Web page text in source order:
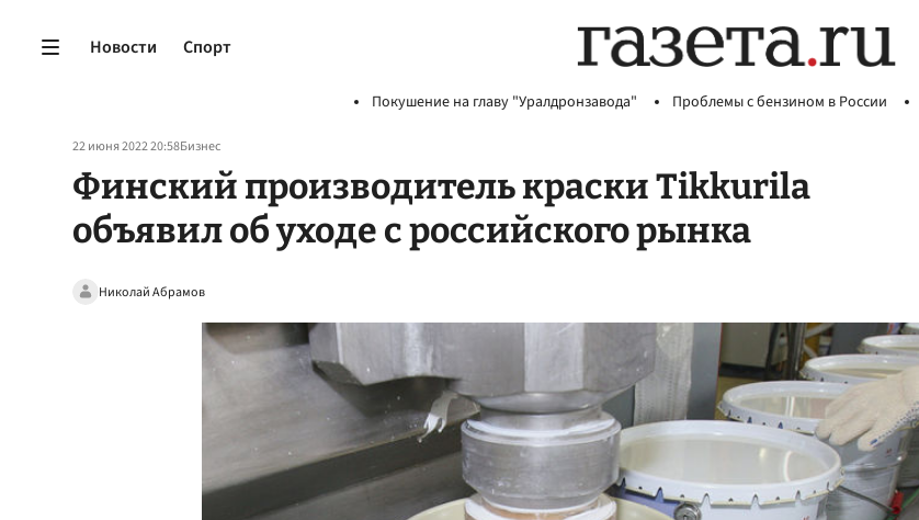
Новости Спорт
Покушение на главу "Уралдронзавода" Проблемы с бензином в России
22 июня 2022 20:58Бизнес
Финский производитель краски Tikkurila
объявил об уходе с российского рынка
Николай Абрамов